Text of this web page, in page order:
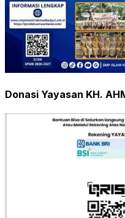
Donasi Yayasan KH.